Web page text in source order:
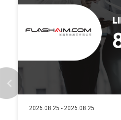
2026.08.25 - 2026.08.25